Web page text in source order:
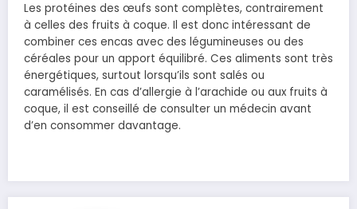
Les protéines des œufs sont complètes, contrairement
à celles des fruits à coque. Il est donc intéressant de
combiner ces encas avec des légumineuses ou des
céréales pour un apport équilibré. Ces aliments sont très
énergétiques, surtout lorsqu’ils sont salés ou
caramélisés. En cas d’allergie à l’arachide ou aux fruits à
coque, il est conseillé de consulter un médecin avant
d’en consommer davantage.